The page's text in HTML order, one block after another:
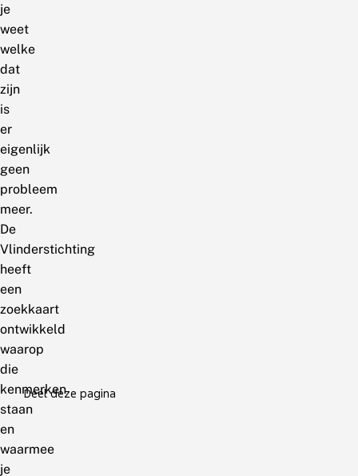
je
weet
welke
dat
zijn
is
er
eigenlijk
geen
probleem
meer.
De
Vlinderstichting
heeft
een
zoekkaart
ontwikkeld
waarop
die
kenmerken
staan
en
waarmee
je
Deel deze pagina